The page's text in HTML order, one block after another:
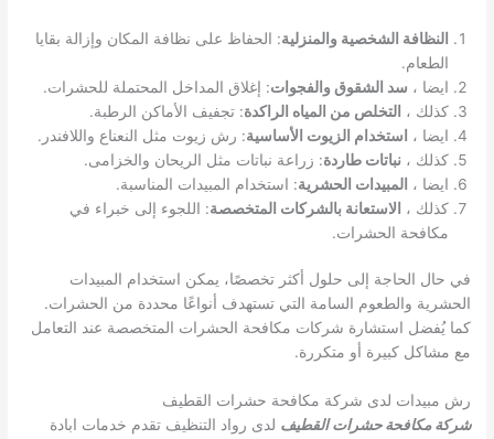
النظافة الشخصية والمنزلية: الحفاظ على نظافة المكان وإزالة بقايا
الطعام.
ايضا ، سد الشقوق والفجوات: إغلاق المداخل المحتملة للحشرات.
كذلك ، التخلص من المياه الراكدة: تجفيف الأماكن الرطبة.
ايضا ،
استخدام الزيوت الأساسية: رش زيوت مثل النعناع واللافندر.
كذلك ،نباتات طاردة: زراعة نباتات مثل الريحان والخزامى.
ايضا ، المبيدات الحشرية: استخدام المبيدات المناسبة.
كذلك ،
الاستعانة بالشركات المتخصصة: اللجوء إلى خبراء في
مكافحة الحشرات.
في حال الحاجة إلى حلول أكثر تخصصًا، يمكن استخدام المبيدات
الحشرية والطعوم السامة التي تستهدف أنواعًا محددة من الحشرات.
كما يُفضل استشارة شركات مكافحة الحشرات المتخصصة عند التعامل
مع مشاكل كبيرة أو متكررة.
رش مبيدات لدى شركة مكافحة حشرات القطيف
شركة مكافحة حشرات القطيف لدى رواد التنظيف تقدم خدمات ابادة